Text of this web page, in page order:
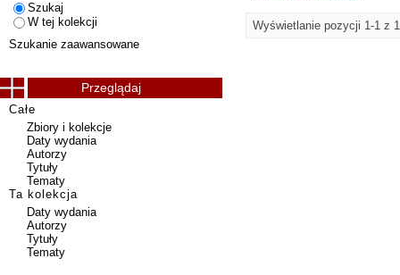
Wyświetlanie pozycji 1-1 z 1
Szukaj
W tej kolekcji
Szukanie zaawansowane
Przeglądaj
Całe
Zbiory i kolekcje
Daty wydania
Autorzy
Tytuły
Tematy
Ta kolekcja
Daty wydania
Autorzy
Tytuły
Tematy